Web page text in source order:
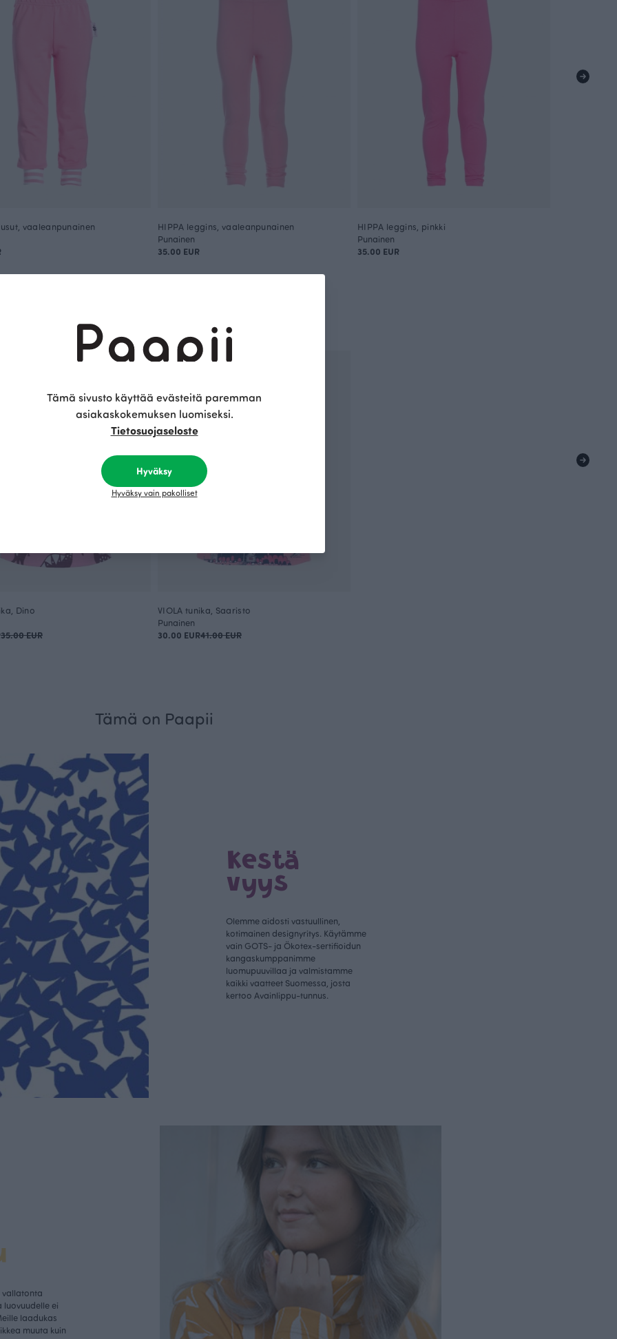
vaaleanpunainen
HIPPA leggins, vaaleanpunainen
Punainen
35.00 EUR
HIPPA leggins, pinkki
Punainen
35.00 EUR
Dino
35.00 EUR
OUTLET
VIOLA tunika, Saaristo
Punainen
30.00 EUR41.00 EUR
Tämä on Paapii
Kestä
vyys
Olemme aidosti vastuullinen,
kotimainen designyritys. Käytämme
vain GOTS- ja Ökotex-sertifioidun
kangaskumppanimme
luomupuuvillaa ja valmistamme
kaikki vaatteet Suomessa, josta
kertoo Avainlippu-tunnus.
vallatonta
luovuudelle ei
laadukas
muuta kuin
Tämä sivusto käyttää evästeitä paremman
asiakaskokemuksen luomiseksi.
Tietosuojaseloste
Hyväksy
Hyväksy vain pakolliset